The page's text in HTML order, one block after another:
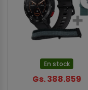
En stock
Gs. 388.859